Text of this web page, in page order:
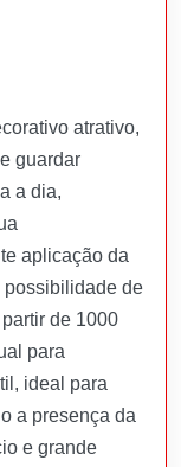
atrativo,
guardar
a dia,
aplicação da
possibilidade de
de 1000
para
ideal para
a presença da
e grande